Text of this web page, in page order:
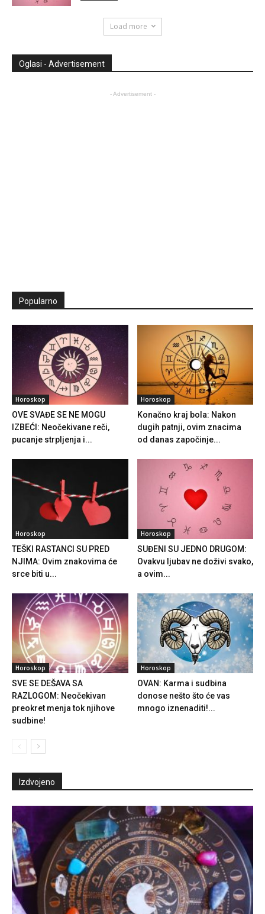
Load more
Oglasi - Advertisement
- Advertisement -
Popularno
Horoskop
OVE SVAĐE SE NE MOGU
IZBEĆI: Neočekivane reči,
pucanje strpljenja i...
Horoskop
Konačno kraj bola: Nakon
dugih patnji, ovim znacima
od danas započinje...
Horoskop
TEŠKI RASTANCI SU PRED
NJIMA: Ovim znakovima će
srce biti u...
Horoskop
SUĐENI SU JEDNO DRUGOM:
Ovakvu ljubav ne doživi svako,
a ovim...
Horoskop
SVE SE DEŠAVA SA
RAZLOGOM: Neočekivan
preokret menja tok njihove
sudbine!
Horoskop
OVAN: Karma i sudbina
donose nešto što će vas
mnogo iznenaditi!...
Izdvojeno